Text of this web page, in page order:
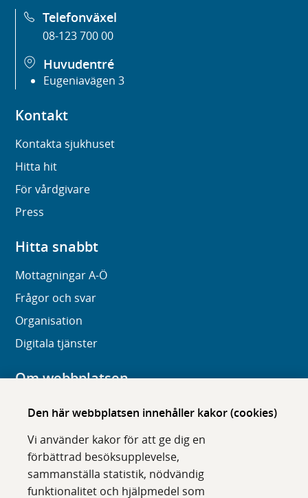
Den här webbplatsen innehåller kakor (cookies)
Vi använder kakor för att ge dig en
förbättrad besöksupplevelse,
sammanställa statistik, nödvändig
funktionalitet och hjälpmedel som
Telefonväxel
08-123 700 00
Huvudentré
Eugeniavägen 3
Kontakt
Kontakta sjukhuset
Hitta hit
För vårdgivare
Press
Hitta snabbt
Mottagningar A-Ö
Frågor och svar
Organisation
Digitala tjänster
Om webbplatsen
Om karolinska.se
Tillgänglighet
Om cookies